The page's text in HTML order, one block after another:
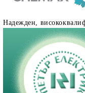
Надежден,